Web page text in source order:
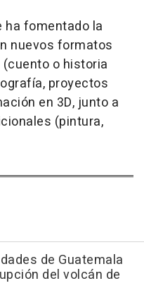
ha fomentado la
nuevos formatos
o historia
proyectos
en 3D, junto a
(pintura,
de Guatemala
del volcán de